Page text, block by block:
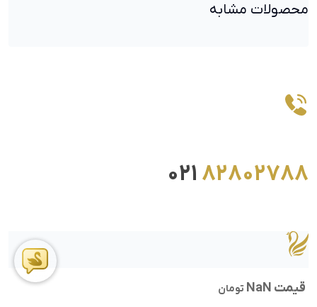
قیمت NaN تومان
محصولات مشابه
82802788
021